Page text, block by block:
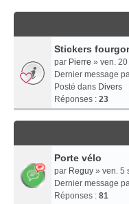
Stickers
par Pierre » ven.
Dernier message
Posté dans Divers
Réponses : 23
Porte vélo
par Reguy » ven. 5
Dernier message
Réponses : 81